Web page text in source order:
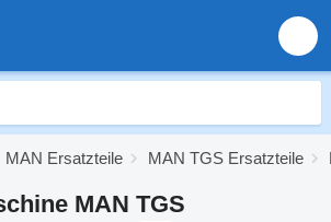
MAN Ersatzteile MAN TGS Ersatzteile
MAN TGS